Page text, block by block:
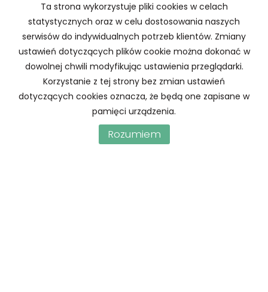
HSN Aleksandra Flasza
ul. Kaszubska 53 | 70-226 Szczecin
biuro@hsn.szczecin.pl
608 671 444
NIP: 8512869573 | REGON: 320832796
na wynajem
Ta strona wykorzystuje pliki cookies w celach
statystycznych oraz w celu dostosowania naszych
serwisów do indywidualnych potrzeb klientów. Zmiany
ustawień dotyczących plików cookie można dokonać w
dowolnej chwili modyfikując ustawienia przeglądarki.
Korzystanie z tej strony bez zmian ustawień
dotyczących cookies oznacza, że będą one zapisane w
pamięci urządzenia.
Rozumiem